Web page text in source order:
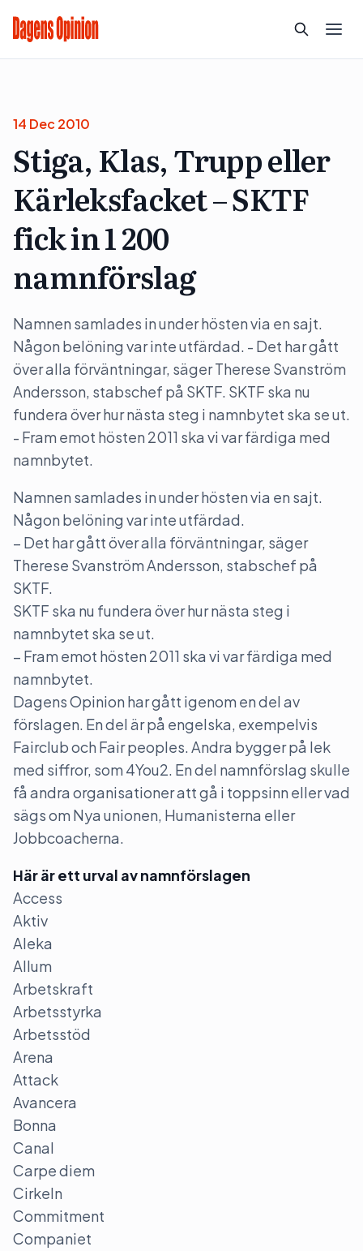
14 Dec 2010
Stiga, Klas, Trupp eller
Kärleksfacket – SKTF
fick in 1 200
namnförslag
Namnen samlades in under hösten via en sajt.
Någon belöning var inte utfärdad. - Det har gått
över alla förväntningar, säger Therese Svanström
Andersson, stabschef på SKTF. SKTF ska nu
fundera över hur nästa steg i namnbytet ska se ut.
- Fram emot hösten 2011 ska vi var färdiga med
namnbytet.
Namnen samlades in under hösten via en sajt.
Någon belöning var inte utfärdad.
– Det har gått över alla förväntningar, säger
Therese Svanström Andersson, stabschef på
SKTF.
SKTF ska nu fundera över hur nästa steg i
namnbytet ska se ut.
– Fram emot hösten 2011 ska vi var färdiga med
namnbytet.
Dagens Opinion har gått igenom en del av
förslagen. En del är på engelska, exempelvis
Fairclub och Fair peoples. Andra bygger på lek
med siffror, som 4You2. En del namnförslag skulle
få andra organisationer att gå i toppsinn eller vad
sägs om Nya unionen, Humanisterna eller
Jobbcoacherna.
Här är ett urval av namnförslagen
Access
Aktiv
Aleka
Allum
Arbetskraft
Arbetsstyrka
Arbetsstöd
Arena
Attack
Avancera
Bonna
Canal
Carpe diem
Cirkeln
Commitment
Companiet